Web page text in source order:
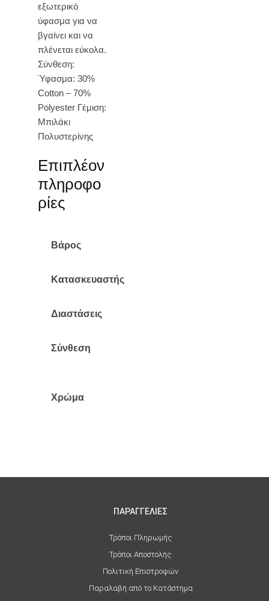
εξωτερικό
ύφασμα για να
βγαίνει και να
πλένεται εύκολα.
Σύνθεση:
Ύφασμα: 30%
Cotton – 70%
Polyester Γέμιση:
Μπιλάκι
Πολυστερίνης
Επιπλέον
πληροφο
ρίες
Βάρος
Κατασκευαστής
Διαστάσεις
Σύνθεση
Χρώμα
ΠΑΡΑΓΓΕΛΙΕΣ
Τρόποι Πληρωμής
Τρόποι Αποστολής
Πολιτική Επιστροφών
Παραλαβή από το Κατάστημα